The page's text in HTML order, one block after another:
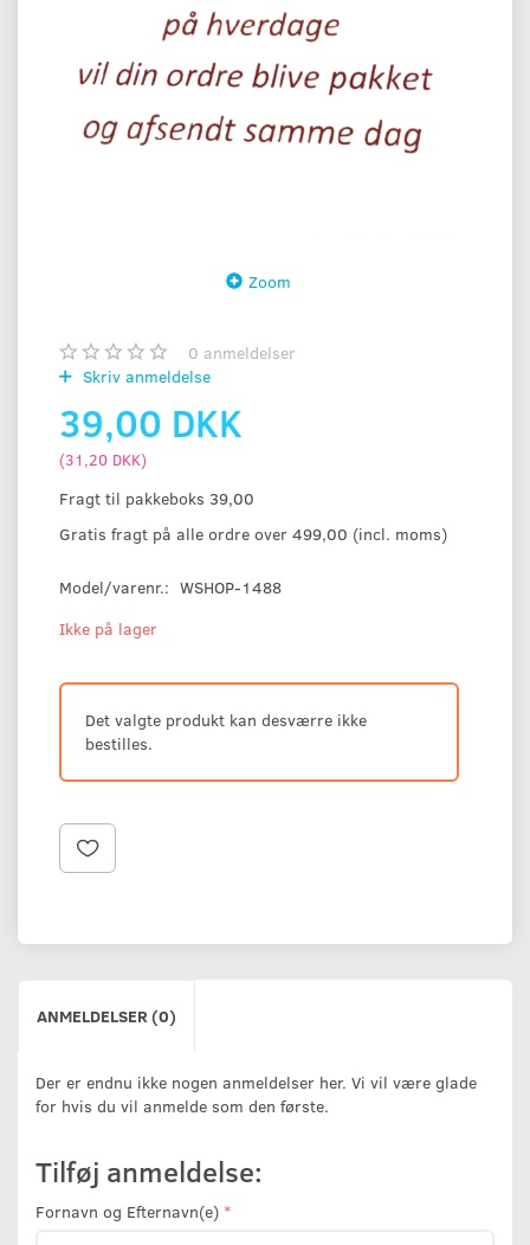
Zoom
0 anmeldelser
Skriv anmeldelse
39,00 DKK
(31,20 DKK)
Fragt til pakkeboks 39,00
Gratis fragt på alle ordre over 499,00 (incl. moms)
Model/varenr.: WSHOP-1488
Ikke på lager
Det valgte produkt kan desværre ikke
bestilles.
ANMELDELSER (0)
Der er endnu ikke nogen anmeldelser her. Vi vil være glade
for hvis du vil anmelde som den første.
Tilføj anmeldelse:
Fornavn og Efternavn(e)